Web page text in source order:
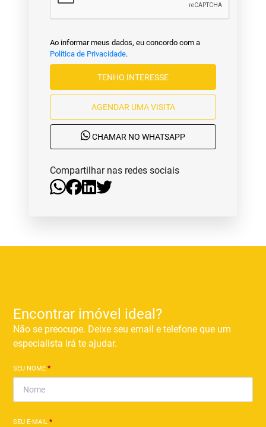
Ao informar meus dados, eu concordo com a
Política de Privacidade.
TENHO INTERESSE
AGENDAR UMA VISITA
CHAMAR NO WHATSAPP
Compartilhar nas redes sociais
Encontrar imóvel ideal?
Não se preocupe. Deixe seu email e telefone que um
especialista irá te ajudar.
SEU NOME*
SEU E-MAIL*